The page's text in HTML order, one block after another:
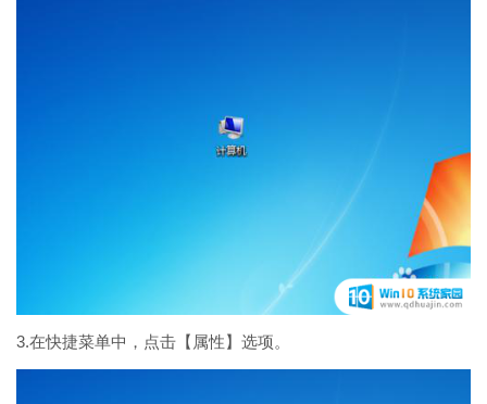
3.在快捷菜单中，点击【属性】选项。